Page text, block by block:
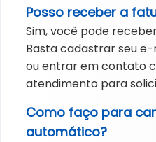
Posso receber a
Sim, você pode
Basta cadastrar seu
ou entrar em contato
atendimento para
Como faço para
automático?